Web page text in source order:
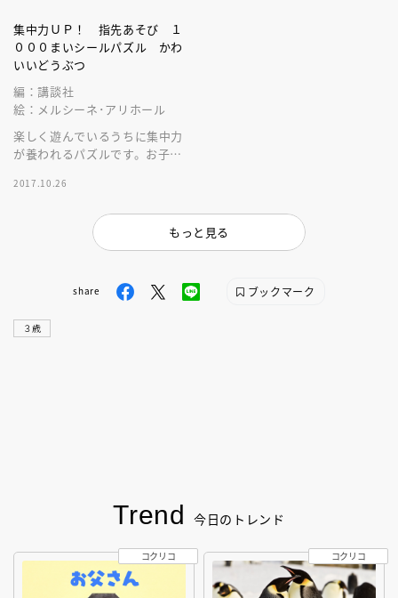
集中力ＵＰ！ 指先あそび １
０００まいシールパズル かわ
いいどうぶつ
編：講談社
絵：メルシーネ･アリホール
楽しく遊んでいるうちに集中力
が養われるパズルです。お子さ
枚。お片づけに便利なファイル
2017.10.26
もっと見る
share ブックマーク
３歳
Trend 今日のトレンド
コクリコ コクリコ